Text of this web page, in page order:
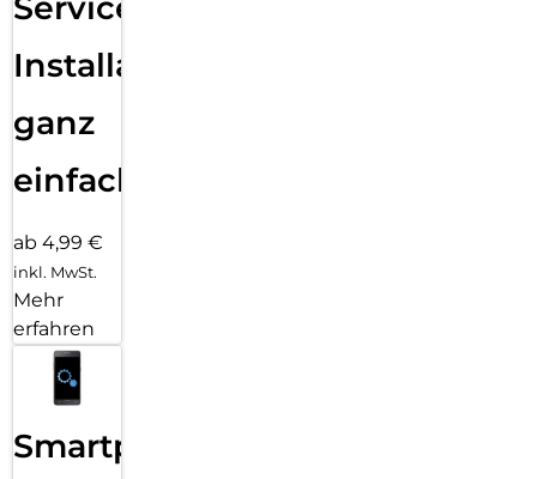
Installation
ganz
einfach
ab 4,99 €
inkl. MwSt.
Mehr
erfahren
Smartphone